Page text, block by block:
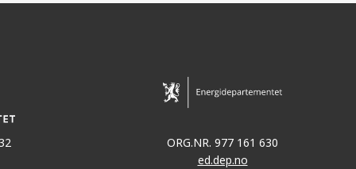
ORG.NR. 977 161 630
ed.dep.no